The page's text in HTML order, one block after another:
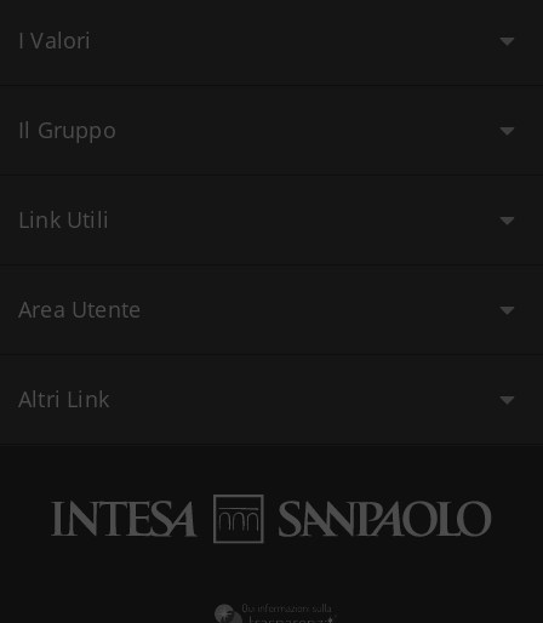
I Valori
Il Gruppo
Link Utili
Area Utente
Altri Link